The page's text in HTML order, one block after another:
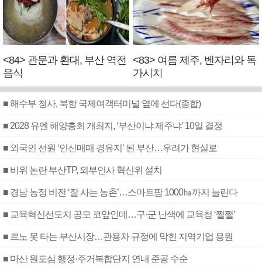
<84> 관문과 환대, 부산 역전
음식
<83> 여름 제주, 벤자리와 독
가시치
■ 해수부 청사, 북항 국제여객터미널 옆에 선다(종합)
■ 2028 유엔 해양총회 개최지, ‘부산이냐 제주냐’ 10일 결정
■ 외국인 선원 ‘인신매매 경유지’ 된 부산…우려가 현실로
■ 비위 논란 부산TP, 외부인사 혁신위 설치
■ 경남 농정 비전 ‘잘 사는 농촌’…스마트팜 1000㏊까지 늘린다
■ 교육혁신선도지 공모 코앞인데…구·군 난색에 교육청 ‘쩔쩔’
■ 르노 못 타는 부산시장…관용차 규정에 막힌 지역기업 응원
■ 마산 원도심 행정·주거복합단지 연내 준공 수순